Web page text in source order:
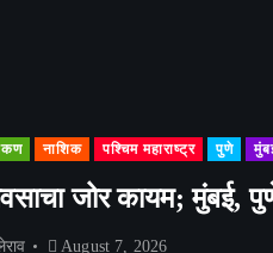
नाशिक पश्चिम महाराष्ट्र पुणे
जोर कायम; मुंबई,
August 7, 2026